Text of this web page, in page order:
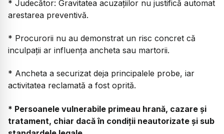
* Judecător: Gravitatea acuzațiilor nu justifică automat
arestarea preventivă.
* Procurorii nu au demonstrat un risc concret că
inculpații ar influența ancheta sau martorii.
* Ancheta a securizat deja principalele probe, iar
activitatea reclamată a fost oprită.
* Persoanele vulnerabile primeau hrană, cazare și
tratament, chiar dacă în condiții neautorizate și sub